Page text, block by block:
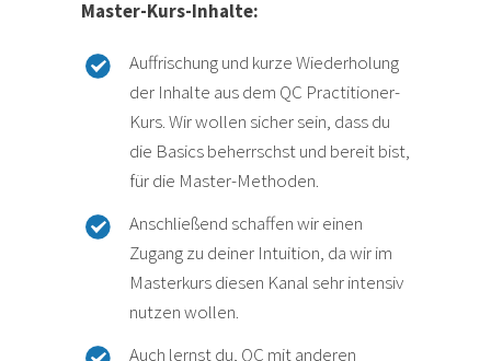
Master-Kurs-Inhalte:
Auffrischung und kurze Wiederholung
der Inhalte aus dem QC Practitioner-
Kurs. Wir wollen sicher sein, dass du
die Basics beherrschst und bereit bist,
für die Master-Methoden.
Anschließend schaffen wir einen
Zugang zu deiner Intuition, da wir im
Masterkurs diesen Kanal sehr intensiv
nutzen wollen.
Auch lernst du, QC mit anderen